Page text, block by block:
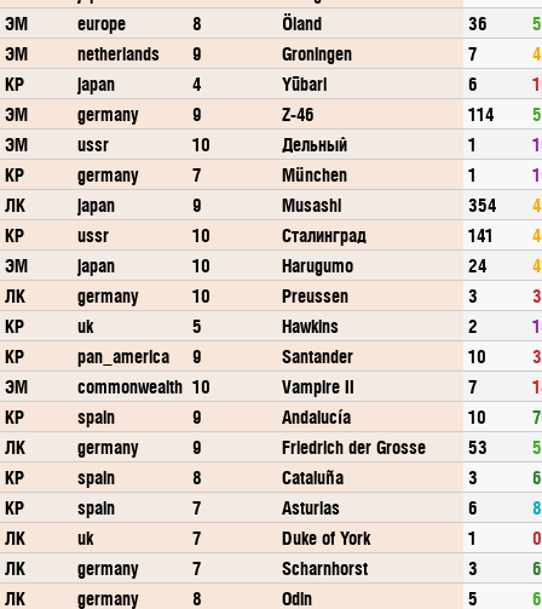
ЭМ
europe 8 Öland 36
ЭМ
netherlands 9 Groningen 7
КР
japan 4 Yūbari 6
ЭМ
germany 9 Z-46 114
ЭМ
ussr 10 Дельный 1
КР
germany 7 München 1
ЛК
japan 9 Musashi 354
КР
ussr 10 Сталинград 141
ЭМ
japan 10 Harugumo 24
ЛК
germany 10 Preussen 3
КР
uk 5 Hawkins 2
КР
pan_america 9 Santander 10
ЭМ
commonwealth 10 Vampire II 7
КР
spain 9 Andalucía 10
ЛК
germany 9 Friedrich der Grosse 53
КР
spain 8 Cataluña 3
КР
spain 7 Asturias 6
ЛК
uk 7 Duke of York 1
0
ЛК
germany 7 Scharnhorst 3
ЛК
germany 8 Odin 5